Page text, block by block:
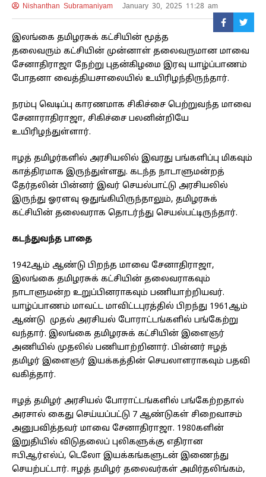
Nishanthan Subramaniyam January 30, 2025 11:28 am
இலங்கை தமிழரசுக் கட்சியின் மூத்த
தலைவரும் கட்சியின் முன்னாள் தலைவருமான மாவை
சேனாதிராஜா நேற்று புதன்கிழமை இரவு யாழ்ப்பாணம்
போதனா வைத்தியசாலையில் உயிரிழந்திருந்தார்.
நரம்பு வெடிப்பு காரணமாக சிகிச்சை பெற்றுவந்த மாவை
சேனாராதிராஜா, சிகிச்சை பலனின்றியே
உயிரிழந்துள்ளார்.
ஈழத் தமிழர்களில் அரசியலில் இவரது பங்களிப்பு மிகவும்
காத்திரமாக இருந்துள்ளது. கடந்த நாடாளுமன்றத்
தேர்தலின் பின்னர் இவர் செயல்பாட்டு அரசியலில்
இருந்து ஓரளவு ஒதுங்கியிருந்தாலும், தமிழரசுக்
கட்சியின் தலைவராக தொடர்ந்து செயல்பட்டிருந்தார்.
கடந்துவந்த பாதை
1942ஆம் ஆண்டு பிறந்த மாவை சேனாதிராஜா,
இலங்கை தமிழரசுக் கட்சியின் தலைவராகவும்
நாடாளுமன்ற உறுப்பினராகவும் பணியாற்றியவர்.
யாழ்ப்பாணம் மாவட்ட மாவிட்டபுரத்தில் பிறந்து 1961ஆம்
ஆண்டு முதல் அரசியல் போராட்டங்களில் பங்கேற்று
வந்தார். இலங்கை தமிழரசுக் கட்சியின் இளைஞர்
அணியில் முதலில் பணியாற்றினார். பின்னர் ஈழத்
தமிழர் இளைஞர் இயக்கத்தின் செயலாளராகவும் பதவி
வகித்தார்.
ஈழத் தமிழர் அரசியல் போராட்டங்களில் பங்கேற்றதால்
அரசால் கைது செய்யப்பட்டு 7 ஆண்டுகள் சிறைவாசம்
அனுபவித்தவர் மாவை சேனாதிராஜா. 1980களின்
இறுதியில் விடுதலைப் புலிகளுக்கு எதிரான
ஈபிஆர்எல்ப், டெலோ இயக்கங்களுடன் இணைந்து
செயற்பட்டார். ஈழத் தமிழர் தலைவர்கள் அமிர்தலிங்கம்,